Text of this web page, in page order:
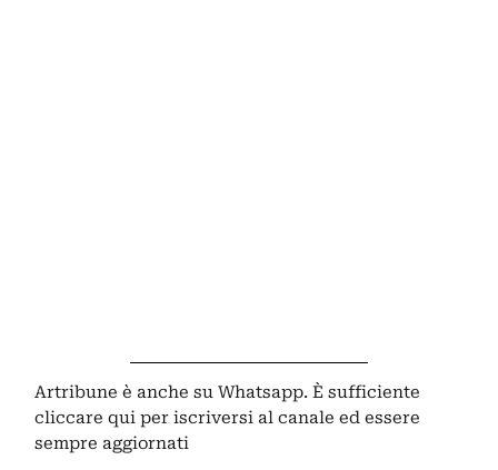
Artribune è anche su Whatsapp. È sufficiente
cliccare qui per iscriversi al canale ed essere
sempre aggiornati